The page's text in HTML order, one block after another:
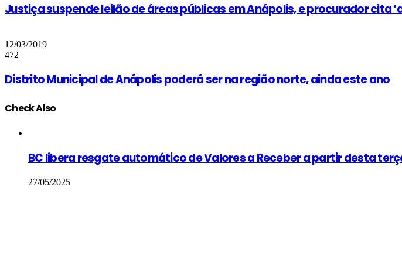
Justiça suspende leilão de áreas públicas em Anápolis, e procurador cita
12/03/2019
472
Distrito Municipal de Anápolis poderá ser na região norte, ainda este ano
Check Also
Close
BC libera resgate automático de Valores a Receber a partir desta
27/05/2025